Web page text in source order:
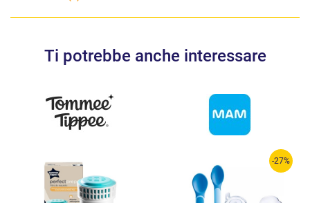
Ti potrebbe anche interessare
-27%